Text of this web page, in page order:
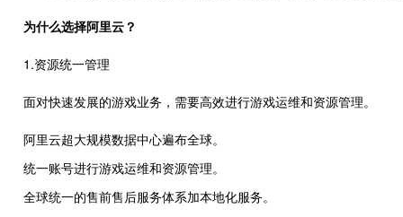
为什么选择阿里云？
1.资源统一管理
面对快速发展的游戏业务，需要高效进行游戏运维和资源管理。
阿里云超大规模数据中心遍布全球。
统一账号进行游戏运维和资源管理。
全球统一的售前售后服务体系加本地化服务。